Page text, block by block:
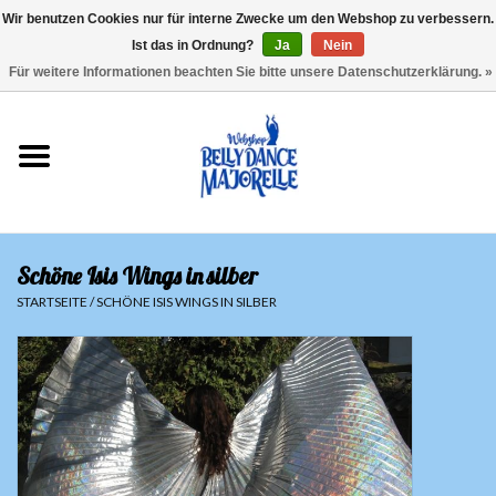
Sale
Sets
Oberteile
Röcke und Hosen
Hüfttücher
Schleier
Schöne Isis Wings in silber
STARTSEITE /SCHÖNE ISIS WINGS IN SILBER
Wir benutzen Cookies nur für interne Zwecke um den Webshop zu verbessern.
Ist das in Ordnung?
Ja
Nein
Für weitere Informationen beachten Sie bitte unsere Datenschutzerklärung. »